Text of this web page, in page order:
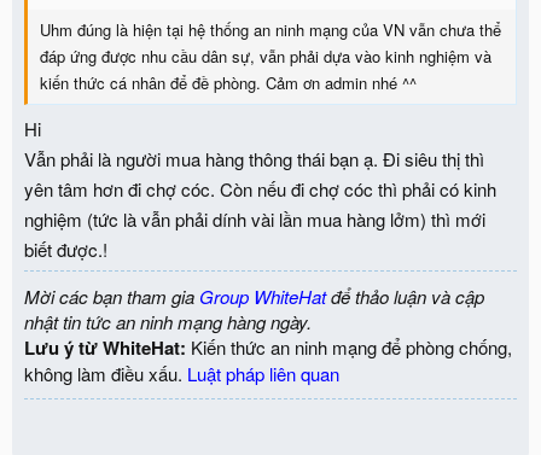
Uhm đúng là hiện tại hệ thống an ninh mạng của VN vẫn chưa thể
đáp ứng được nhu cầu dân sự, vẫn phải dựa vào kinh nghiệm và
kiến thức cá nhân để đề phòng. Cảm ơn admin nhé ^^
Hi
Vẫn phải là người mua hàng thông thái bạn ạ. Đi siêu thị thì
yên tâm hơn đi chợ cóc. Còn nếu đi chợ cóc thì phải có kinh
nghiệm (tức là vẫn phải dính vài lần mua hàng lởm) thì mới
biết được.!
Mời các bạn tham gia Group WhiteHatđể thảo luận và cập
nhật tin tức an ninh mạng hàng ngày.
Lưu ý từ WhiteHat: Kiến thức an ninh mạng để phòng chống,
không làm điều xấu. Luật pháp liên quan